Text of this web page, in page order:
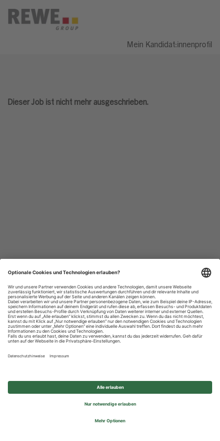
Mein Kandidat:innenprofil
Dieser Job ist nicht mehr ausgeschrieben.
Datenschutzhinweise
Impressum
Privatsphäre-Einstellungen
© 2026 REWE Group - All rights reserved